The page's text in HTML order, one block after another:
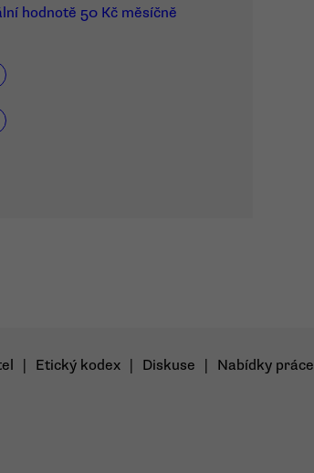
hodnotě 50 Kč měsíčně
Etický kodex Diskuse Nabídky práce